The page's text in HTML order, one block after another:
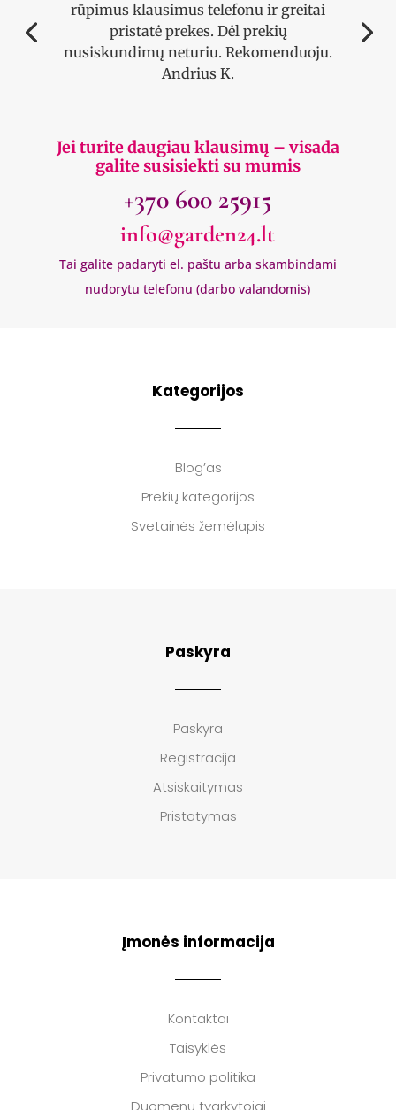
rūpimus klausimus telefonu ir greitai
pristatė prekes. Dėl prekių
nusiskundimų neturiu. Rekomenduoju.
Andrius K.
Jei turite daugiau klausimų – visada
galite susisiekti su mumis
+370 600 25915
info@garden24.lt
Tai galite padaryti el. paštu arba skambindami
nudorytu telefonu (darbo valandomis)
Kategorijos
Blog’as
Prekių kategorijos
Svetainės žemėlapis
Paskyra
Paskyra
Registracija
Atsiskaitymas
Pristatymas
Įmonės informacija
Kontaktai
Taisyklės
Privatumo politika
Duomenų tvarkytojai